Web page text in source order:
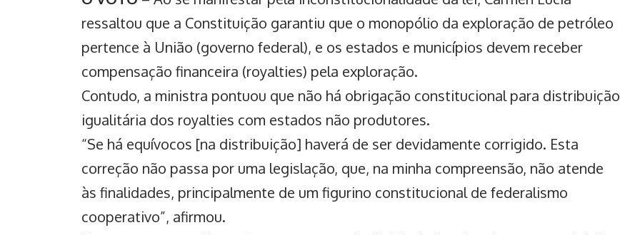
ressaltou que a Constituição garantiu que o monopólio da exploração de petróleo
pertence à União (governo federal), e os estados e municípios devem receber
compensação financeira (royalties) pela exploração.
Contudo, a ministra pontuou que não há obrigação constitucional para distribuição
igualitária dos royalties com estados não produtores.
“Se há equívocos [na distribuição] haverá de ser devidamente corrigido. Esta
correção não passa por uma legislação, que, na minha compreensão, não atende
às finalidades, principalmente de um figurino constitucional de federalismo
cooperativo”, afirmou.